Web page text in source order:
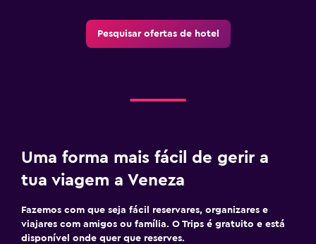
Pesquisar ofertas de hotel
Uma forma mais fácil de gerir a
tua viagem a Veneza
Fazemos com que seja fácil reservares, organizares e
viajares com amigos ou família. O Trips é gratuito e está
disponível onde quer que reserves.